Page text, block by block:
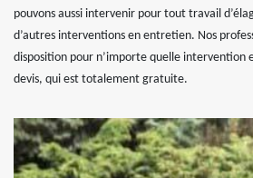
pouvons aussi intervenir pour tout travail
d’autres interventions en entretien. Nos
disposition pour n’importe quelle intervention
devis, qui est totalement gratuite.